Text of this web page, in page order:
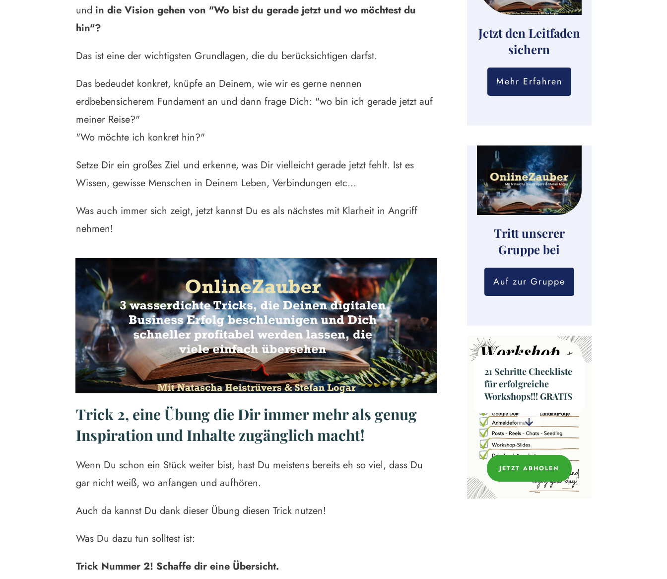
und in die Vision gehen von "Wo bist du gerade jetzt und wo möchtest du
hin"?
Das ist eine der wichtigsten Grundlagen, die du berücksichtigen darfst.
Das bedeudet konkret, knüpfe an Deinem, wie wir es gerne nennen
erdbebensicherem Fundament an und dann frage Dich: "wo bin ich gerade jetzt auf
meiner Reise?"
"Wo möchte ich konkret hin?"
Setze Dir ein großes Ziel und erkenne, was Dir vielleicht gerade jetzt fehlt. Ist es
Wissen, gewisse Menschen in Deinem Leben, Verbindungen etc...
Was auch immer sich zeigt, jetzt kannst Du es als nächstes mit Klarheit in Angriff
nehmen!
Trick 2, eine Übung die Dir immer mehr als genug
Inspiration und Inhalte zugänglich macht!
Wenn Du schon ein Stück weiter bist, hast Du meistens bereits eh so viel, dass Du
gar nicht weiß, wo anfangen und aufhören.
Auch da kannst Du dank dieser Übung diesen Trick nutzen!
Was Du dazu tun solltest ist:
Trick Nummer 2! Schaffe dir eine Übersicht.
Jetzt den Leitfaden
sichern
Mehr Erfahren
Tritt unserer
Gruppe bei
Auf zur Gruppe
21 Schritte Checkliste
für erfolgreiche
Workshops!!! GRATIS
JETZT ABHOLEN